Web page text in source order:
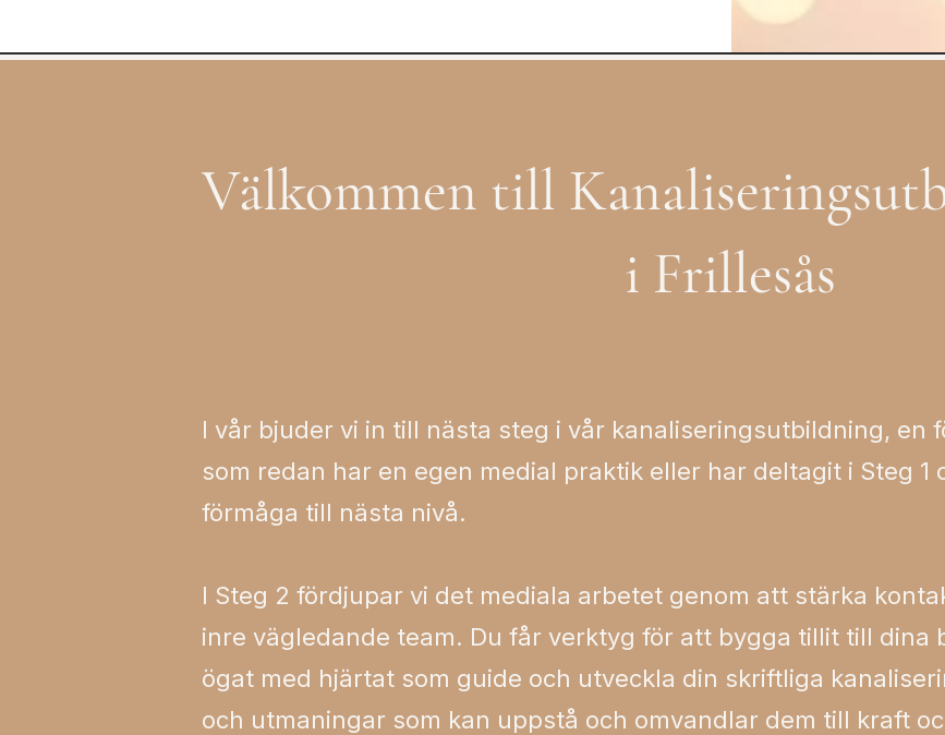
Välkommen till
i Frillesås
I vår bjuder vi in till nästa steg i vår kanaliseringsutbildning, en
som redan har en egen medial praktik eller har deltagit i Steg 1
förmåga till nästa nivå.
I Steg 2 fördjupar vi det mediala arbetet genom att stärka
inre vägledande team. Du får verktyg för att bygga tillit till dina
ögat med hjärtat som guide och utveckla din skriftliga
och utmaningar som kan uppstå och omvandlar dem till kraft